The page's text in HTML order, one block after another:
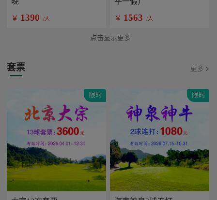
￥ 1390 /人 ￥ 1563 /人
点击显示更多
套票 更多
限时 限时